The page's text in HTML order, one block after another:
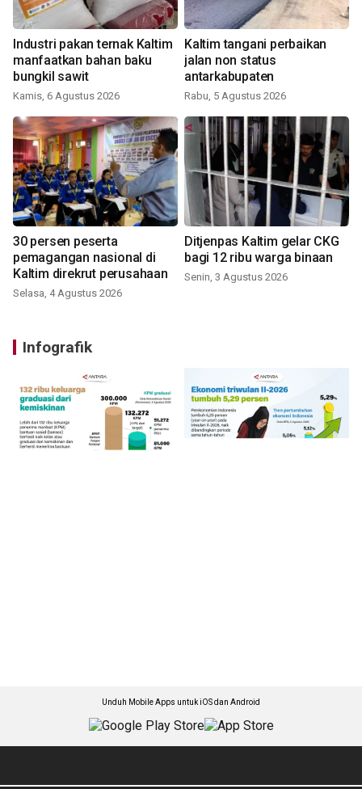
Industri pakan ternak Kaltim
manfaatkan bahan baku
bungkil sawit
Kamis, 6 Agustus 2026
Kaltim tangani perbaikan
jalan non status
antarkabupaten
Rabu, 5 Agustus 2026
30 persen peserta
pemagangan nasional di
Kaltim direkrut perusahaan
Selasa, 4 Agustus 2026
Ditjenpas Kaltim gelar CKG
bagi 12 ribu warga binaan
Senin, 3 Agustus 2026
Infografik
Unduh Mobile Apps untuk iOS dan Android